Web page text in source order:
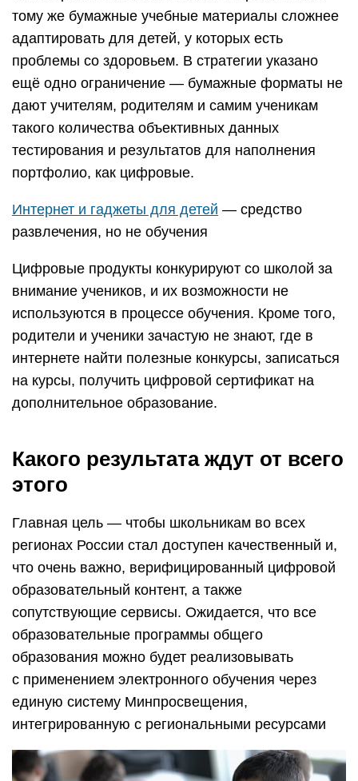
тому же бумажные учебные материалы сложнее
адаптировать для детей, у которых есть
проблемы со здоровьем. В стратегии указано
ещё одно ограничение — бумажные форматы не
дают учителям, родителям и самим ученикам
такого количества объективных данных
тестирования и результатов для наполнения
портфолио, как цифровые.
Интернет и гаджеты для детей — средство
развлечения, но не обучения
Цифровые продукты конкурируют со школой за
внимание учеников, и их возможности не
используются в процессе обучения. Кроме того,
родители и ученики зачастую не знают, где в
интернете найти полезные конкурсы, записаться
на курсы, получить цифровой сертификат на
дополнительное образование.
Какого результата ждут от всего
этого
Главная цель — чтобы школьникам во всех
регионах России стал доступен качественный и,
что очень важно, верифицированный цифровой
образовательный контент, а также
сопутствующие сервисы. Ожидается, что все
образовательные программы общего
образования можно будет реализовывать
с применением электронного обучения через
единую систему Минпросвещения,
интегрированную с региональными ресурсами